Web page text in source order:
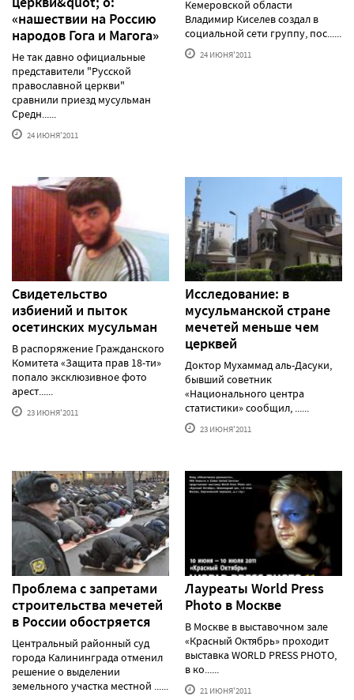
«нашествии на Россию
народов Гога и Магога»
Не так давно официальные
представители "Русской
православной церкви"
сравнили приезд мусульман
Средн......
24 ИЮНЯ'2011
Кемеровской области
Владимир Киселев создал в
социальной сети группу, пос......
24 ИЮНЯ'2011
Свидетельство
избиений и пыток
осетинских мусульман
В распоряжение Гражданского
Комитета «Защита прав 18-ти»
попало эксклюзивное фото
арест......
23 ИЮНЯ'2011
Исследование: в
мусульманской стране
мечетей меньше чем
церквей
Доктор Мухаммад аль-Дасуки,
бывший советник
«Национального центра
статистики» сообщил, ......
23 ИЮНЯ'2011
Проблема с запретами
строительства мечетей
в России обостряется
Центральный районный суд
города Калининграда отменил
решение о выделении
земельного участка местной ......
Лауреаты World Press
Photo в Москве
В Москве в выставочном зале
«Красный Октябрь» проходит
выставка WORLD PRESS PHOTO,
в ко......
21 ИЮНЯ'2011